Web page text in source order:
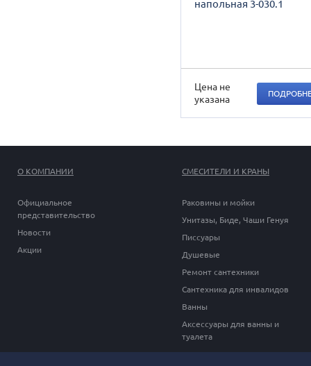
напольная 3-030.1
Цена не
указана
О КОМПАНИИ
Официальное
представительство
Новости
Акции
СМЕСИТЕЛИ И КРАНЫ
Раковины и мойки
Унитазы, Биде, Чаши Генуя
Писсуары
Душевые
Ремонт сантехники
Сантехника для инвалидов
Ванны
Аксессуары для ванны и
туалета